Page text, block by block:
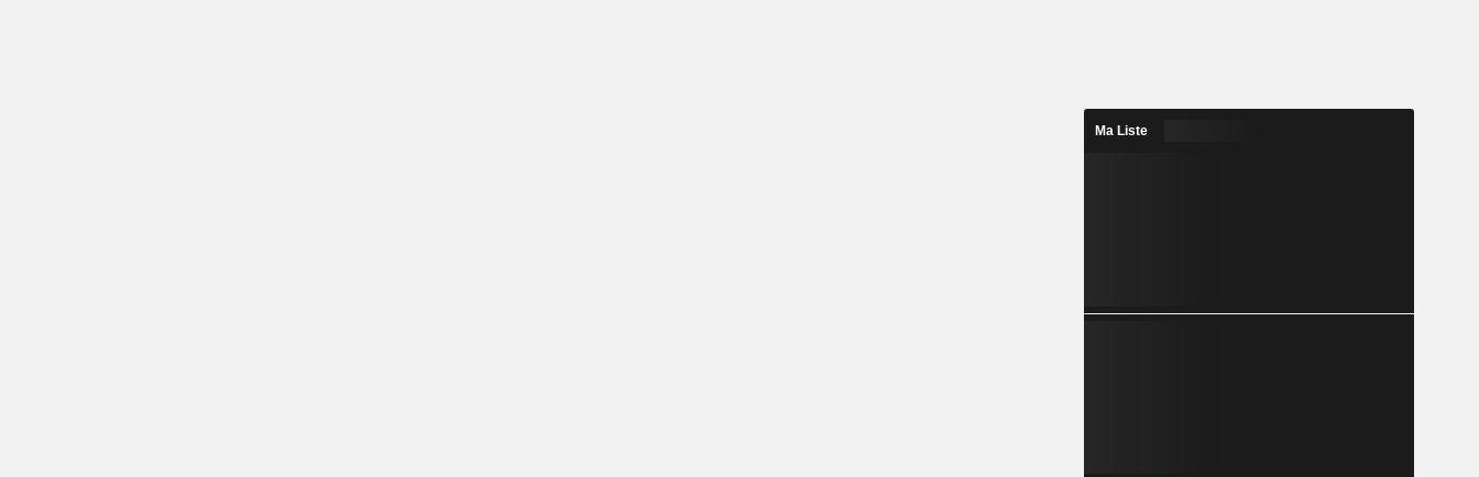
Ma Liste